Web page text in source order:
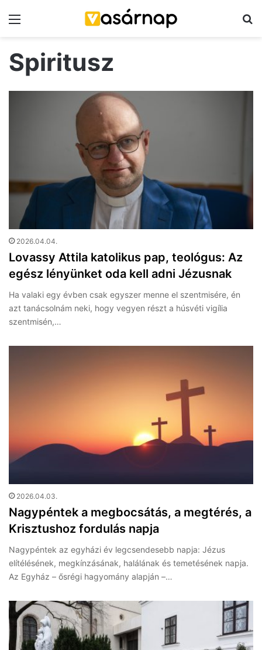
Spiritusz
2026.04.04.
Lovassy Attila katolikus pap, teológus: Az
egész lényünket oda kell adni Jézusnak
Ha valaki egy évben csak egyszer menne el szentmisére, én
azt tanácsolnám neki, hogy vegyen részt a húsvéti vigília
szentmisén,…
2026.04.03.
Nagypéntek a megbocsátás, a megtérés, a
Krisztushoz fordulás napja
Nagypéntek az egyházi év legcsendesebb napja: Jézus
elítélésének, megkínzásának, halálának és temetésének napja.
Az Egyház – ősrégi hagyomány alapján –…